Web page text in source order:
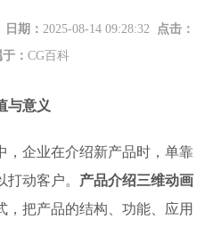
日期： 2025-08-14 09:28:32
点击：
于： CG百科
与意义
，企业在介绍新产品时，单靠
动客户。 产品介绍三维动画
，把产品的结构、功能、应用